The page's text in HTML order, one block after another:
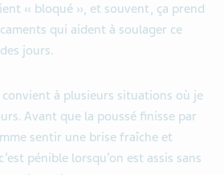
« bloqué », et souvent, ça prend
qui aident à soulager ce
jours.
à plusieurs situations où je
Avant que la poussé finisse par
sentir une brise fraîche et
pénible lorsqu’on est assis sans